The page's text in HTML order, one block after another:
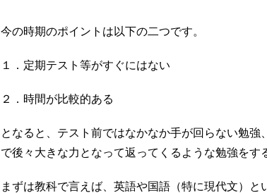
今の時期のポイントは以下の二つです。
１．定期テスト等がすぐにはない
２．時間が比較的ある
となると、テスト前ではなかなか手が回らない勉
で後々大きな力となって返ってくるような勉強をす
まずは教科で言えば、英語や国語（特に現代文）